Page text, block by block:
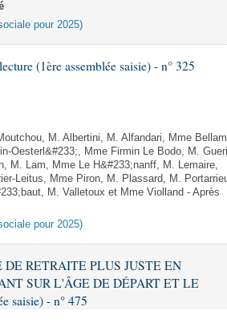
pour 2025)
(1ère assemblée saisie) - n° 325
M. Albertini, M. Alfandari, Mme
Oesterl&#233;, Mme Firmin Le Bodo, M.
M. Lam, Mme Le H&#233;nanff, M. Lemaire,
Leitus, Mme Piron, M. Plassard, M.
M. Valletoux et Mme Violland - Après
pour 2025)
DE RETRAITE PLUS JUSTE EN
SUR L'ÂGE DE DÉPART ET LE
saisie) - n° 475